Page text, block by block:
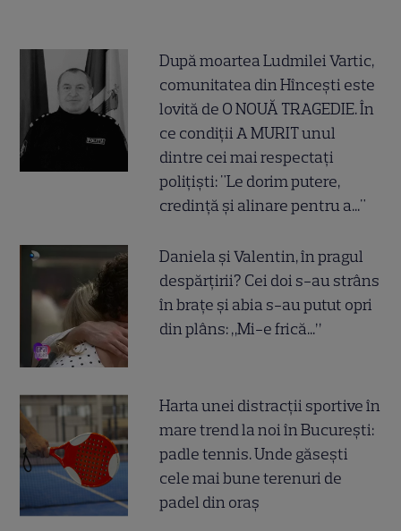
După moartea Ludmilei Vartic,
comunitatea din Hîncești este
lovită de O NOUĂ TRAGEDIE. În
ce condiții A MURIT unul
dintre cei mai respectați
polițiști: "Le dorim putere,
credință și alinare pentru a..."
Daniela și Valentin, în pragul
despărțirii? Cei doi s-au strâns
în brațe și abia s-au putut opri
din plâns: „Mi-e frică...”
Harta unei distracții sportive în
mare trend la noi în București:
padle tennis. Unde găsești
cele mai bune terenuri de
padel din oraș